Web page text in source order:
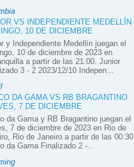
VS INDEPENDIENTE MEDELLÍN
10 DE DICIEMBRE
y Independiente Medellín juegan el
10 de diciembre de 2023 en
a partir de las 21:00. Junior
3 - 2 2023/12/10 Indepen...
DA GAMA VS RB BRAGANTINO
7 DE DICIEMBRE
da Gama y RB Bragantino juegan el
7 de diciembre de 2023 en Rio de
Rio de Janeiro a partir de las 00:30.
da Gama Finalizado 2 -...